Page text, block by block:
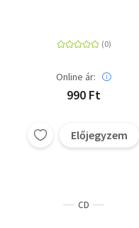
Online ár:
990 Ft
Előjegyzem
CD